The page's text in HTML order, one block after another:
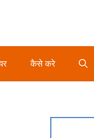
कैसे करे